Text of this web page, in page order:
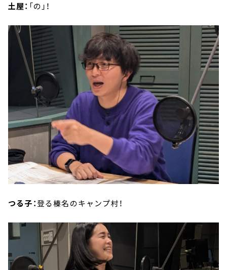
土屋： 「の」！
つる子：登る榛名のキャンプ村！